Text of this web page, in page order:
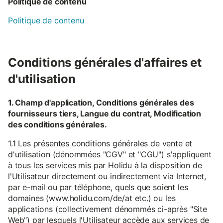
Politique de contenu
Conditions générales d'affaires et
d'utilisation
1. Champ d'application, Conditions générales des
fournisseurs tiers, Langue du contrat, Modification
des conditions générales.
1.1 Les présentes conditions générales de vente et
d'utilisation (dénommées "CGV" et "CGU") s'appliquent
à tous les services mis par Holidu à la disposition de
l'Utilisateur directement ou indirectement via Internet,
par e-mail ou par téléphone, quels que soient les
domaines (www.holidu.com/de/at etc.) ou les
applications (collectivement dénommés ci-après "Site
Web") par lesquels l'Utilisateur accède aux services de